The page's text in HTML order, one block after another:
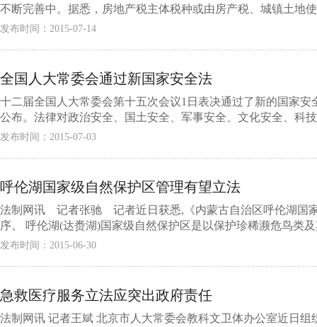
不断完善中。据悉，房地产税主体税种或由房产税、城镇土地
发布时间：2015-07-14
全国人大常委会通过新国家安全法
十二届全国人大常委会第十五次会议1日表决通过了新的国家
公布。法律对政治安全、国土安全、军事安全、文化安全、科
发布时间：2015-07-03
呼伦湖国家级自然保护区管理有望立法
法制网讯 记者张驰 记者近日获悉,《内蒙古自治区呼伦湖国
序。 呼伦湖(达赉湖)国家级自然保护区是以保护珍稀濒危鸟类
发布时间：2015-06-30
急救医疗服务立法应突出政府责任
法制网讯 记者王斌 北京市人大常委会教科文卫体办公室近日